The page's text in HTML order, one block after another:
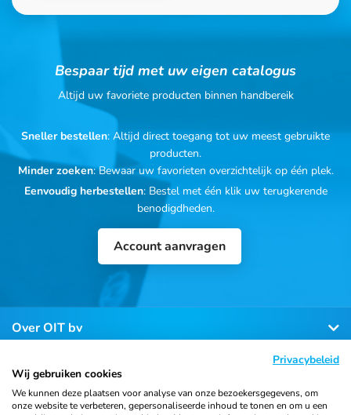
Bespaar tijd met uw eigen catalogus
Altijd uw favoriete producten binnen handbereik
Sneller bestellen: Altijd direct toegang tot uw meest gebruikte
producten.
Minder zoeken: Bewaar uw favorieten overzichtelijk op één plek.
Eenvoudig herbestellen: Bestel met één klik uw terugkerende
benodigdheden.
Account aanvragen
Over OIT bv
Klantenservice
Privacybeleid
Wij gebruiken cookies
We kunnen deze plaatsen voor analyse van onze bezoekersgegevens, om
onze website te verbeteren, gepersonaliseerde inhoud te tonen en om u een